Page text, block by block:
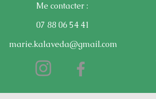
Me contacter :
07 88 06 54 41
marie.kalaveda@gmail.com